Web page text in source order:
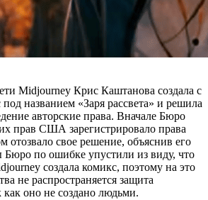
Midjourney Крис Каштанова создала с
названием «Заря рассвета» и решила
авторские права. Вначале Бюро
прав США зарегистрировало права
отозвало свое решение, объяснив его
Бюро по ошибке упустили из виду, что
создала комикс, поэтому на это
не распространяется защита
как оно не создано людьми.